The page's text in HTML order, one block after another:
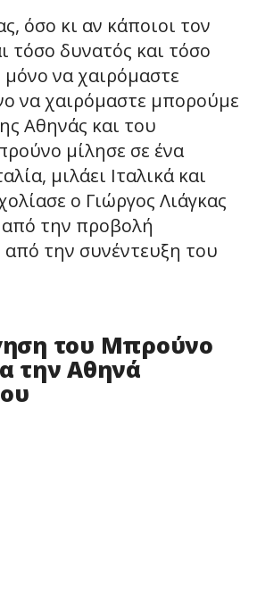
όσο κι αν κάποιοι τον
τόσο δυνατός και τόσο
μόνο να χαιρόμαστε
να χαιρόμαστε μπορούμε
Αθηνάς και του
μίλησε σε ένα
μιλάει Ιταλικά και
ο Γιώργος Λιάγκας
από την προβολή
την συνέντευξη του
του Μπρούνο
την Αθηνά